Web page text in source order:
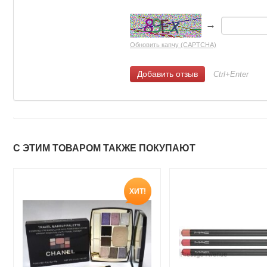
→
Обновить капчу (CAPTCHA)
Ctrl+Enter
С ЭТИМ ТОВАРОМ ТАКЖЕ ПОКУПАЮТ
ХИТ!